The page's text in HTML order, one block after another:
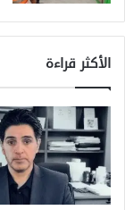
الأكثر قراءة